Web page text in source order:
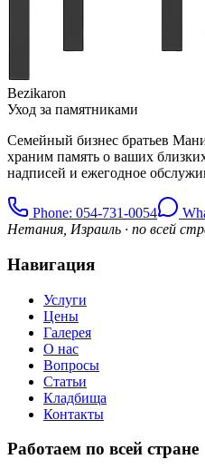
Bezikaron
Уход за памятниками
Семейный бизнес братьев
храним память о ваших
надписей и ежегодное
Phone: 054-731-0054
Нетания, Израиль · по всей
Навигация
Услуги
Цены
Галерея
О нас
Вопросы
Статьи
Кладбища
Контакты
Работаем по всей стране